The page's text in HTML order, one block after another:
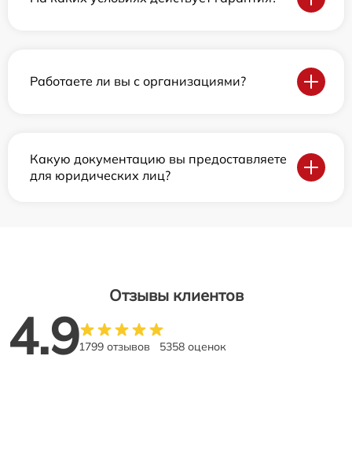
Работаете ли вы с организациями?
Какую документацию вы предоставляете
для юридических лиц?
Отзывы клиентов
4.91799 отзывов 5358 оценок